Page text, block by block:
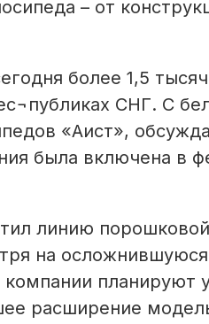
– от
более 1,5
СНГ. С
«Аист»,
была включена в
линию
на
планируют
расширение